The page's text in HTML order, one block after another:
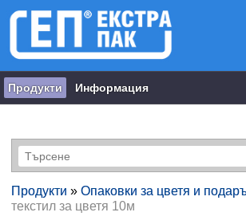
Продукти Информация
Продукти » Опаковки за цветя и
текстил за цветя 10м